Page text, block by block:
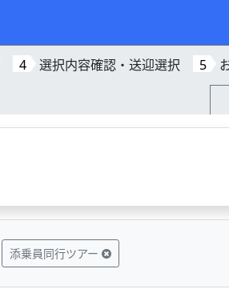
4 選択内容確認・送迎選択 5
添乗員同行ツアー